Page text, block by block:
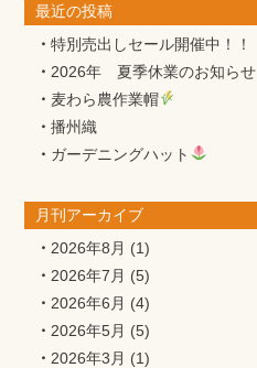
最近の投稿
特別売出しセール開催中！！
2026年 夏季休業のお知らせ
麦わら農作業帽
播州織
ガーデニングハット
月刊アーカイブ
2026年8月 (1)
2026年7月 (5)
2026年6月 (4)
2026年5月 (5)
2026年3月 (1)